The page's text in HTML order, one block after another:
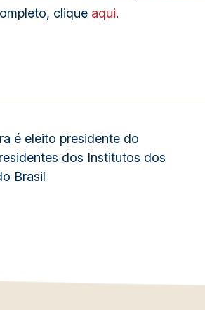
clique aqui.
é eleito presidente do
dos Institutos dos
Brasil